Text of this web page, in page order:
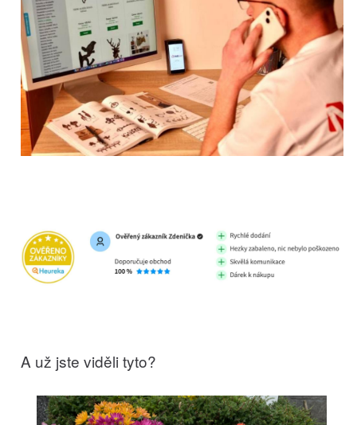
A už jste viděli tyto?